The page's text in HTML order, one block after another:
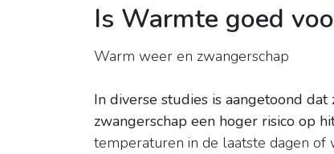
Is Warmte goed
Warm weer en zwangerschap
In diverse studies is aangetoond
zwangerschap een hoger risico op
temperaturen in de laatste dagen of